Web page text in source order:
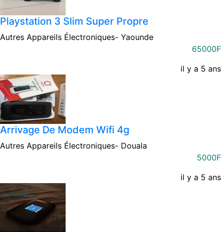
Playstation 3 Slim Super Propre
Autres Appareils Électroniques- Yaounde
65000F
il y a 5 ans
Arrivage De Modem Wifi 4g
Autres Appareils Électroniques- Douala
5000F
il y a 5 ans